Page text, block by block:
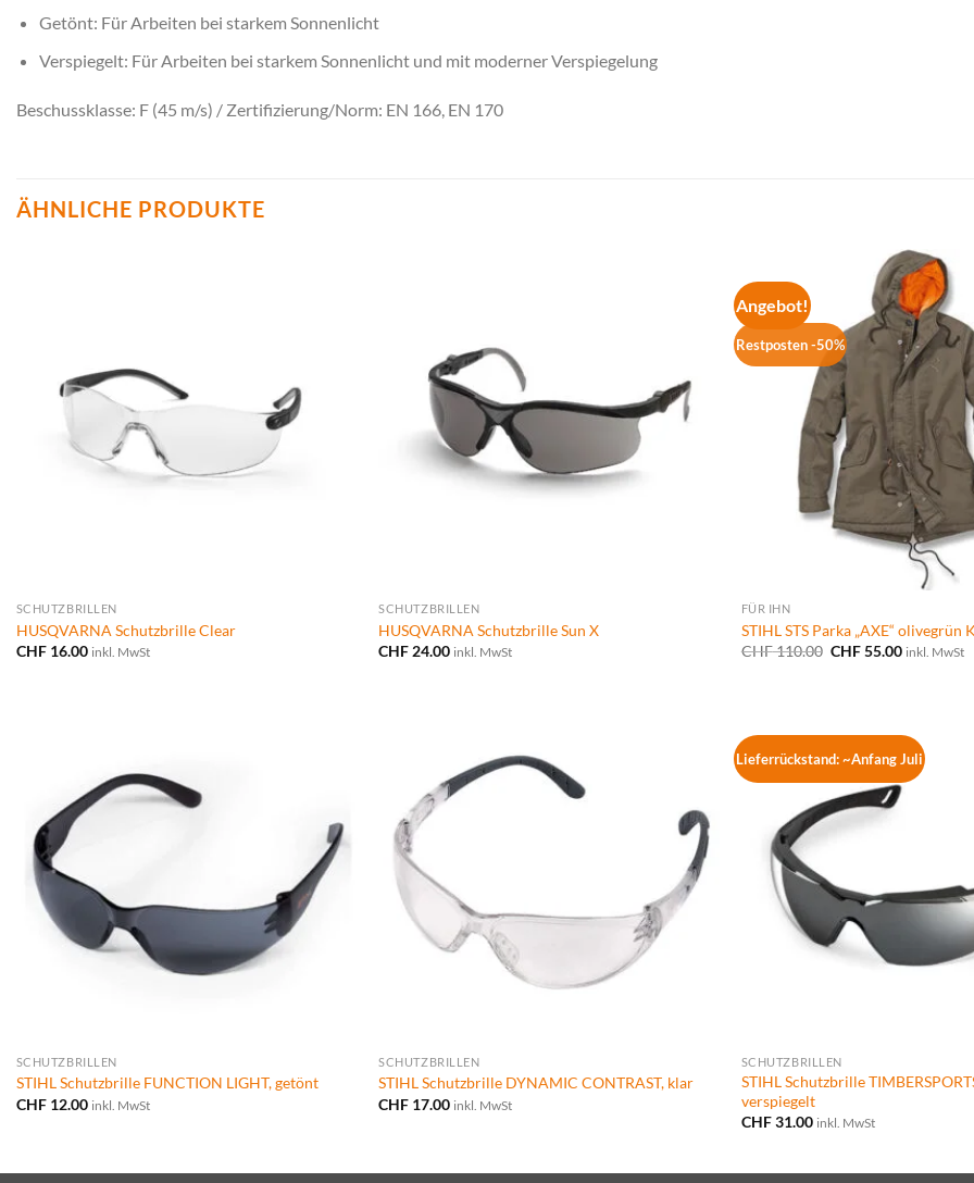
Getönt: Für Arbeiten bei starkem Sonnenlicht
Verspiegelt: Für Arbeiten bei starkem Sonnenlicht und mit moderner Verspiegelung
Beschussklasse: F (45 m/s) / Zertifizierung/Norm: EN 166, EN 170
ÄHNLICHE PRODUKTE
SCHUTZBRILLEN
HUSQVARNA Schutzbrille Clear
CHF16.00 inkl. MwSt
SCHUTZBRILLEN
HUSQVARNA Schutzbrille Sun X
CHF 24.00 inkl. MwSt
Angebot!
Restposten -50%
FÜR IHN
STIHL STS Parka „AXE“ olivegrün
CHF110.00 Ursprünglicher
CHF55.00Aktueller
inkl. MwSt
SCHUTZBRILLEN
STIHL Schutzbrille FUNCTION LIGHT, getönt
CHF12.00 inkl. MwSt
SCHUTZBRILLEN
STIHL Schutzbrille DYNAMIC CONTRAST, klar
CHF 17.00 inkl. MwSt
Lieferrückstand: ~Anfang Juli
SCHUTZBRILLEN
STIHL Schutzbrille
verspiegelt
CHF31.00 inkl. MwSt